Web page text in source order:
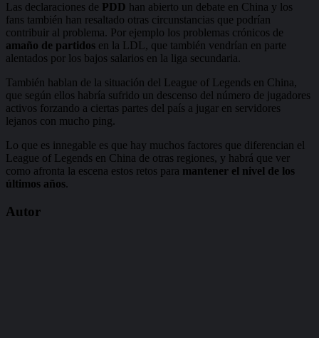
Las declaraciones de PDD han abierto un debate en China y los
fans también han resaltado otras circunstancias que podrían
contribuir al problema. Por ejemplo los problemas crónicos de
amaño de partidos en la LDL, que también vendrían en parte
alentados por los bajos salarios en la liga secundaria.
También hablan de la situación del League of Legends en China,
que según ellos habría sufrido un descenso del número de jugadores
activos forzando a ciertas partes del país a jugar en servidores
lejanos con mucho ping.
Lo que es innegable es que hay muchos factores que diferencian el
League of Legends en China de otras regiones, y habrá que ver
como afronta la escena estos retos para mantener el nivel de los
últimos años.
Autor